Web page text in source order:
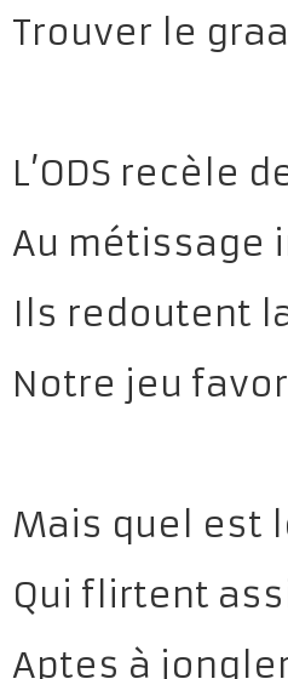
Trouver le
L’ODS recèle
Au métissage
Ils redoutent
Notre jeu
Mais quel est
Qui flirtent
Aptes à